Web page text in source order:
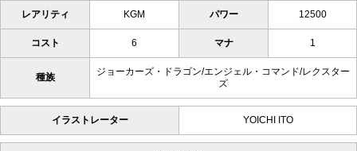
レアリティ KGM パワー 12500
コスト 6 マナ 1
種族
ジョーカーズ・ドラゴン/エンジェル・コマンド/レクスター
ズ
イラストレーター YOICHI ITO